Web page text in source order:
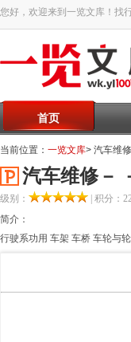
您好，欢迎来到一览文库！找
首页
当前位置： 一览文库> 汽车维
汽车维修－
级别：
| 积分：
简介：
行驶系功用 车架 车桥 车轮与